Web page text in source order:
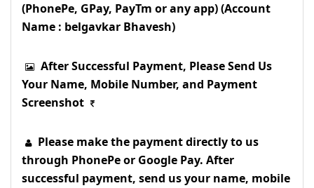
(PhonePe, GPay, PayTm or any app) (Account
Name : belgavkar Bhavesh)
After Successful Payment, Please Send Us
Your Name, Mobile Number, and Payment
Screenshot
Please make the payment directly to us
through PhonePe or Google Pay. After
successful payment, send us your name, mobile